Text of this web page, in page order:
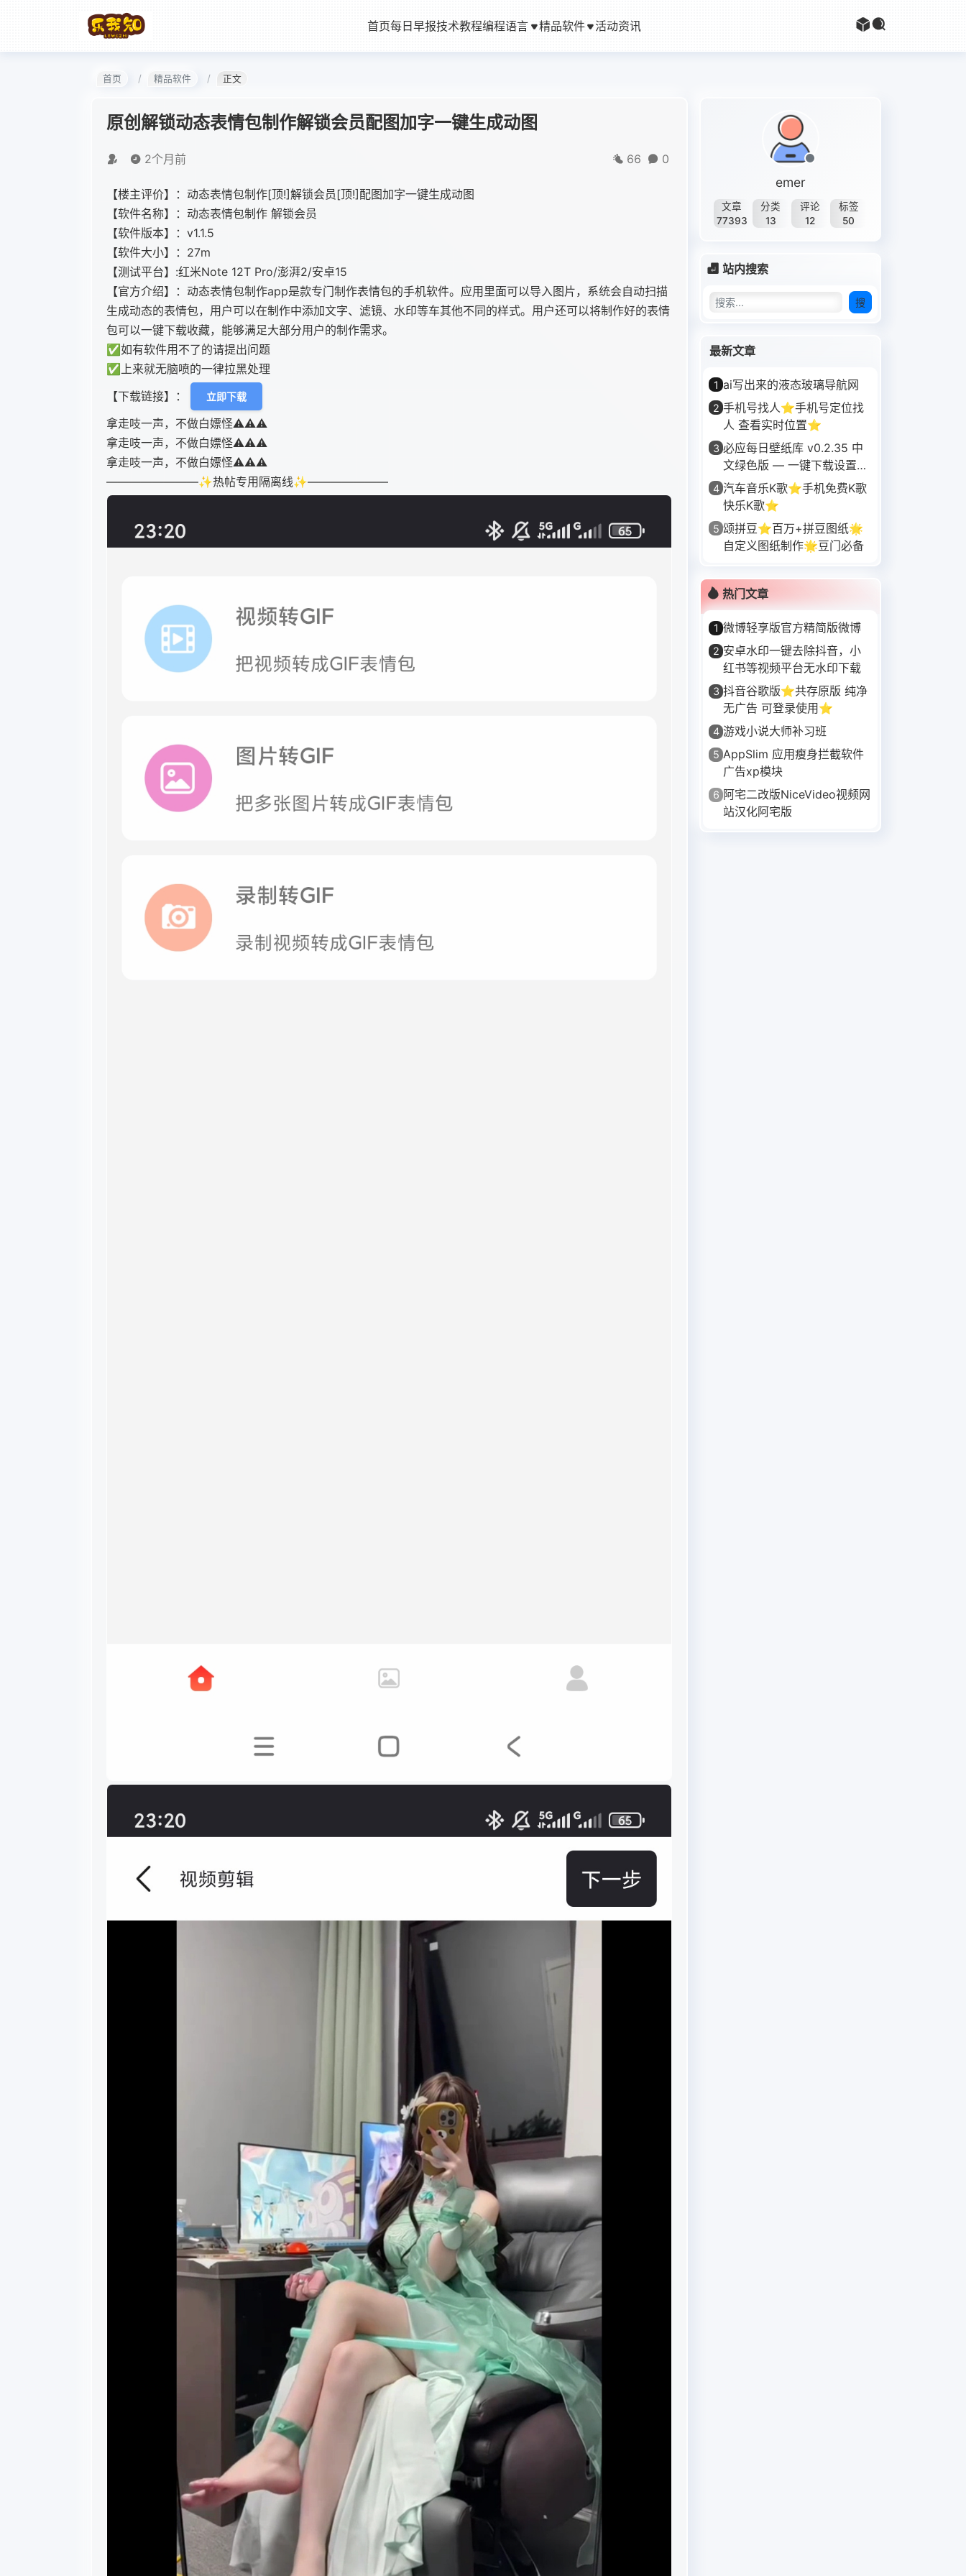
首页每日早报技术教程编程语言 精品软件 活动资讯
首页 精品软件 正文
原创解锁动态表情包制作解锁会员配图加字一键生成动图
2个月前 66 0
【楼主评价】：动态表情包制作[顶!]解锁会员[顶!]配图加字一键生成动图
【软件名称】：动态表情包制作 解锁会员
【软件版本】：v1.1.5
【软件大小】：27m
【测试平台】:红米Note 12T Pro/澎湃2/安卓15
【官方介绍】：动态表情包制作app是款专门制作表情包的手机软件。应用里面可以导入图片，系统会自动扫描
生成动态的表情包，用户可以在制作中添加文字、滤镜、水印等车其他不同的样式。用户还可以将制作好的表情
包可以一键下载收藏，能够满足大部分用户的制作需求。
✅如有软件用不了的请提出问题
✅上来就无脑喷的一律拉黑处理
【下载链接】：
立即下载
拿走吱一声，不做白嫖怪⚠️⚠️⚠️
拿走吱一声，不做白嫖怪⚠️⚠️⚠️
拿走吱一声，不做白嫖怪⚠️⚠️⚠️
————————✨热帖专用隔离线✨———————
emer
文章
77393
分类
13
评论
12
标签
50
站内搜索
搜
最新文章
1 ai写出来的液态玻璃导航网
2 手机号找人⭐手机号定位找
人 查看实时位置⭐
3 必应每日壁纸库 v0.2.35 中
文绿色版 — 一键下载设置
Bing 每日 4K 壁纸，无
4 汽车音乐K歌⭐手机免费K歌
快乐K歌⭐
5 颂拼豆⭐百万+拼豆图纸🌟
自定义图纸制作🌟豆门必备
热门文章
1 微博轻享版官方精简版微博
2 安卓水印一键去除抖音，小
红书等视频平台无水印下载
3 抖音谷歌版⭐共存原版 纯净
无广告 可登录使用⭐
4 游戏小说大师补习班
5 AppSlim 应用瘦身拦截软件
广告xp模块
6 阿宅二改版NiceVideo视频网
站汉化阿宅版